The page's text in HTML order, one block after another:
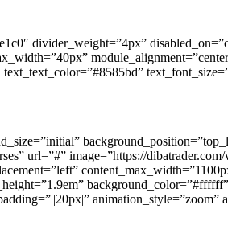
divider_weight=”4px”
title=”Beginner Courses” url=”#” image=”https://
animation_style=”zoom”